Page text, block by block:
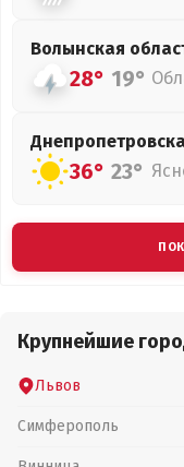
Волынская
28° 19°
36° 23°
Крупнейшие
Львов
Симферополь